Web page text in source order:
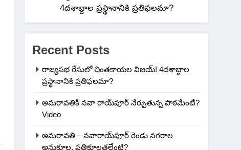
4దశాబ్దాల ప్రస్థానానికి ప్రతిఫలమా?
Recent Posts
రాజ్యసభ రేసులో చింతకాయల విజయ్‌! 4దశాబ్దాల
ప్రస్థానానికి ప్రతిఫలమా?
అమరావతికి నవా రాయ్‌పూర్ నేర్పుతున్న పాఠమేంటి?
Video
అమరావతి – నవారాయ్‌పూర్ రెండు నగరాల
అనుకూల, ప్రతికూలతలేంటి?